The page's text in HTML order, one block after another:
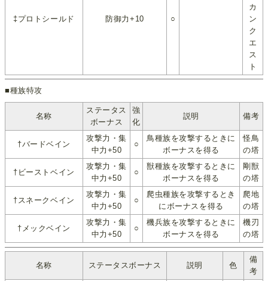
‡プロトシールド 防御力+10 ○
カ
ン
ク
エ
ス
ト
■種族特攻
名称
ステータス
ボーナス
強
化
説明 備考
†バードベイン
攻撃力・集
中力+50
○
鳥種族を攻撃するときに
ボーナスを得る
怪鳥
の塔
†ビーストベイン
攻撃力・集
中力+50
○
獣種族を攻撃するときに
ボーナスを得る
剛獣
の塔
†スネークベイン
攻撃力・集
中力+50
○
爬虫種族を攻撃するとき
にボーナスを得る
爬地
の塔
†メックベイン
攻撃力・集
中力+50
○
機兵族を攻撃するときに
ボーナスを得る
機刃
の塔
名称 ステータスボーナス 説明 色
備
考